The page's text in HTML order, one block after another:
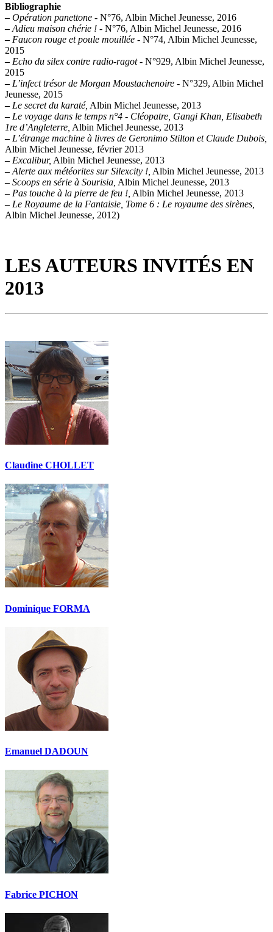
Bibliographie
– Opération panettone - N°76, Albin Michel Jeunesse, 2016
– Adieu maison chérie ! - N°76, Albin Michel Jeunesse, 2016
– Faucon rouge et poule mouillée - N°74, Albin Michel Jeunesse,
2015
– Echo du silex contre radio-ragot- N°929, Albin Michel Jeunesse,
2015
– L’infect trésor de Morgan Moustachenoire - N°329, Albin Michel
Jeunesse, 2015
– Le secret du karaté, Albin Michel Jeunesse, 2013
– Le voyage dans le temps n°4 - Cléopatre, Gangi Khan, Elisabeth
1re d’Angleterre, Albin Michel Jeunesse, 2013
– L’étrange machine à livres de Geronimo Stilton et Claude Dubois,
Albin Michel Jeunesse, février 2013
– Excalibur, Albin Michel Jeunesse, 2013
– Alerte aux météorites sur Silexcity !, Albin Michel Jeunesse, 2013
– Scoops en série à Sourisia, Albin Michel Jeunesse, 2013
– Pas touche à la pierre de feu !, Albin Michel Jeunesse, 2013
– Le Royaume de la Fantaisie, Tome 6 : Le royaume des sirènes,
Albin Michel Jeunesse, 2012)
LES AUTEURS INVITÉS EN
2013
Claudine CHOLLET
Dominique FORMA
Emanuel DADOUN
Fabrice PICHON